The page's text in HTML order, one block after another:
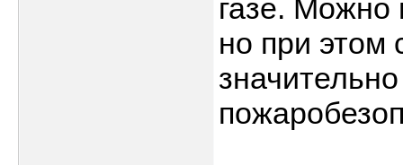
газе. Можно
но при этом